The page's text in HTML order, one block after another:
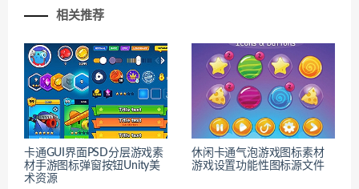
相关推荐
卡通GUI界面PSD分层游戏素
材手游图标弹窗按钮Unity美
术资源
休闲卡通气泡游戏图标素材
游戏设置功能性图标源文件